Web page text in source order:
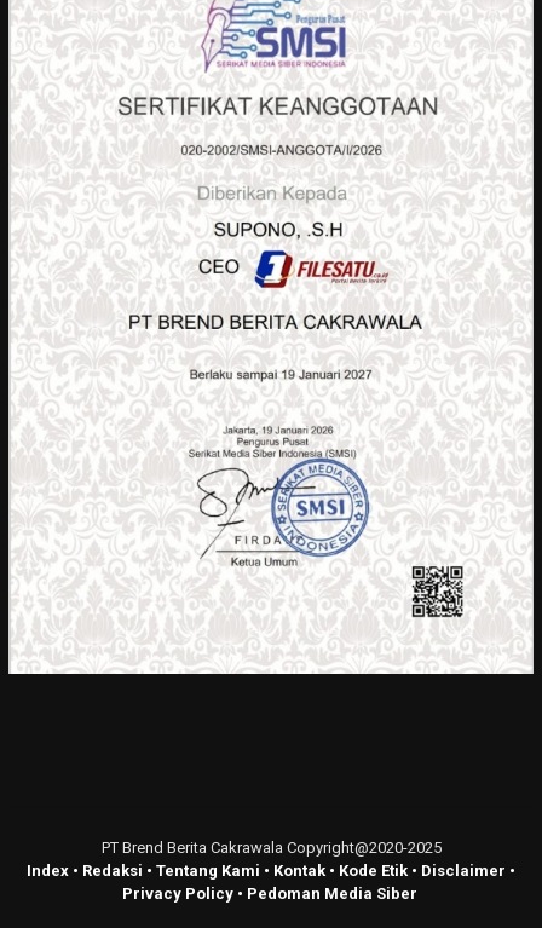
PT Brend Berita Cakrawala Copyright@2020-2025
Index • Redaksi • Tentang Kami • Kontak • Kode Etik • Disclaimer •
Privacy Policy• Pedoman Media Siber